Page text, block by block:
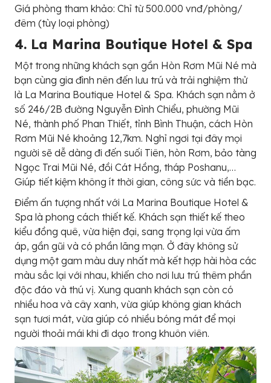
Giá phòng tham khảo: Chỉ từ 500.000 vnđ/phòng/
đêm (tùy loại phòng)
4. La Marina Boutique Hotel & Spa
Một trong những khách sạn gần Hòn Rơm Mũi Né mà
bạn cùng gia đình nên đến lưu trú và trải nghiệm thử
là La Marina Boutique Hotel & Spa. Khách sạn nằm ở
số 246/2B đường Nguyễn Đình Chiểu, phường Mũi
Né, thành phố Phan Thiết, tỉnh Bình Thuận, cách Hòn
Rơm Mũi Né khoảng 12,7km. Nghỉ ngơi tại đây mọi
người sẽ dễ dàng đi đến suối Tiên, hòn Rơm, bảo tàng
Ngọc Trai Mũi Né, đồi Cát Hồng, tháp Poshanu,…
Giúp tiết kiệm không ít thời gian, công sức và tiền bạc.
Điểm ấn tượng nhất với La Marina Boutique Hotel &
Spa là phong cách thiết kế. Khách sạn thiết kế theo
kiểu đồng quê, vừa hiện đại, sang trọng lại vừa ấm
áp, gần gũi và có phần lãng mạn. Ở đây không sử
dụng một gam màu duy nhất mà kết hợp hài hòa các
màu sắc lại với nhau, khiến cho nơi lưu trú thêm phần
độc đáo và thú vị. Xung quanh khách sạn còn có
nhiều hoa và cây xanh, vừa giúp không gian khách
sạn tươi mát, vừa giúp có nhiều bóng mát để mọi
người thoải mái khi đi dạo trong khuôn viên.